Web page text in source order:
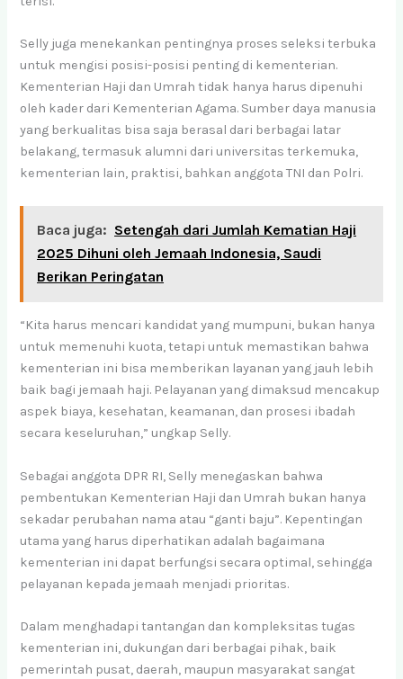
Selly juga menekankan pentingnya proses seleksi terbuka
untuk mengisi posisi-posisi penting di kementerian.
Kementerian Haji dan Umrah tidak hanya harus dipenuhi
oleh kader dari Kementerian Agama. Sumber daya manusia
yang berkualitas bisa saja berasal dari berbagai latar
belakang, termasuk alumni dari universitas terkemuka,
kementerian lain, praktisi, bahkan anggota TNI dan Polri.
Baca juga: Setengah dari Jumlah Kematian Haji
2025 Dihuni oleh Jemaah Indonesia, Saudi
Berikan Peringatan
“Kita harus mencari kandidat yang mumpuni, bukan hanya
untuk memenuhi kuota, tetapi untuk memastikan bahwa
kementerian ini bisa memberikan layanan yang jauh lebih
baik bagi jemaah haji. Pelayanan yang dimaksud mencakup
aspek biaya, kesehatan, keamanan, dan prosesi ibadah
secara keseluruhan,” ungkap Selly.
Sebagai anggota DPR RI, Selly menegaskan bahwa
pembentukan Kementerian Haji dan Umrah bukan hanya
sekadar perubahan nama atau “ganti baju”. Kepentingan
utama yang harus diperhatikan adalah bagaimana
kementerian ini dapat berfungsi secara optimal, sehingga
pelayanan kepada jemaah menjadi prioritas.
Dalam menghadapi tantangan dan kompleksitas tugas
kementerian ini, dukungan dari berbagai pihak, baik
pemerintah pusat, daerah, maupun masyarakat sangat